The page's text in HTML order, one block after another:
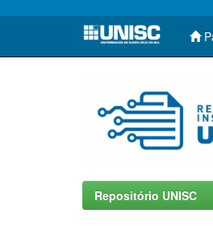
Skip
Repositório UNISC